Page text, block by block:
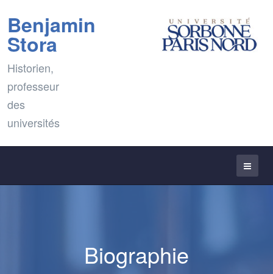
Benjamin
Stora
Historien,
professeur
des
universités
Biographie